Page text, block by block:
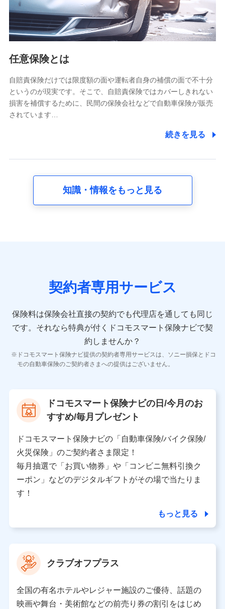
属性、連絡先、dポイントサービスのご利用に関する情
報。例として、dポイントカード番号、性別、年齢、家族
構成、住所、dポイント残高、dポイント利用履歴などが
含まれます。
当社又は株式会社NTTドコモが提供する各種サービスな
又は株式会社NTTドコモが提供する各種サービスのご契
約状態・ご利用履歴インターネット利用時の行動に関す
る情報、アプリケーション利用時の行動に関する情報、
購入されたサービスや商品の名称・購入場所・決済に関
する情報、アンケートの回答に関する情報などが含まれ
の内容、保険料、保険料のお支払方法、車のメーカーや
走行距離などの情報、建物の構造や築年数などの情報、
険契約に関する情報。例として、保険契約者及び被保険
者の氏名、住所、生年月日、性別、保険契約者と被保険
報、建物の構造や築年数などの情報、ペットの種類や年
齢などの情報などが含まれます。
【共同して利用する者の範囲】
当社
当社又は株式会社NTTドコモが提供する保険関連サービ
スにおけるユーザ登録受付および管理のため
を受けている保険会社・提携会社の保険その他に関する
情報を提供するため、また維持管理等の委託業務遂行の
ため、またそれらに付帯、関連する当社、株式会社NTT
ドコモおよび提携会社のサービスを案内、提供するため
（各サービスで取得したサービス利用履歴、ウェブサイ
トの閲覧履歴、購買履歴、ご契約内容等のパーソナルデ
ータを分析して、お客さまの趣味・嗜好・傾向に応じた
上記に係る案内・手続き・管理等付帯業務を行うため
【当該個人データの管理について責任を有する者の名称・住
所・代表者名】
当該個人データを取り扱う各共同利用者（詳細は次のとお
任意保険とは
自賠責保険だけでは限度額の面や運転者自身の補償の面で不十分
というのが現実です。そこで、自賠責保険ではカバーしきれない
損害を補償するために、民間の保険会社などで自動車保険が販売
されています…
続きを見る
知識・情報をもっと見る
契約者専用サービス
保険料は保険会社直接の契約でも代理店を通しても同じ
です。 それなら特典が付くドコモスマート保険ナビで契
約しませんか？
ドコモスマート保険ナビ提供の契約者専用サービスは、ソニー損保とドコ
モの自動車保険のご契約者さまへの提供はございません。
ドコモスマート保険ナビの日/今月のお
すすめ/毎月プレゼント
ドコモスマート保険ナビの「自動車保険/バイク保険/
火災保険」のご契約者さま限定！
毎月抽選で「お買い物券」や「コンビニ無料引換ク
ーポン」などのデジタルギフトがその場で当たりま
す！
もっと見る
クラブオフプラス
全国の有名ホテルやレジャー施設のご優待、話題の
映画や舞台・美術館などの前売り券の割引をはじめ